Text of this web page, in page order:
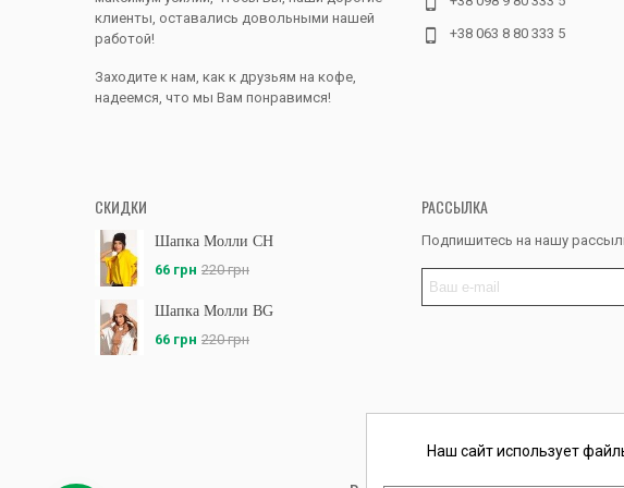
клиенты, оставались довольными нашей
работой!
Заходите к нам, как к друзьям на кофе,
надеемся, что мы Вам понравимся!
+38 063 8 80 333 5
СКИДКИ
Шапка Молли CH
66 грн 220 грн
Шапка Молли BG
66 грн 220 грн
РАССЫЛКА
Подпишитесь на нашу
Дякую за все,
Наш сайт использует